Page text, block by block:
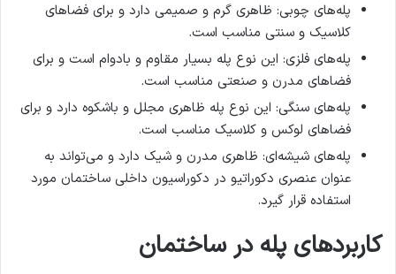
پله‌های چوبی: ظاهری گرم و صمیمی دارد و برای فضاهای
کلاسیک و سنتی مناسب است.
پله‌های فلزی: این نوع پله بسیار مقاوم و بادوام است و برای
فضاهای مدرن و صنعتی مناسب است.
پله‌های سنگی: این نوع پله ظاهری مجلل و باشکوه دارد و برای
فضاهای لوکس و کلاسیک مناسب است.
پله‌های شیشه‌ای: ظاهری مدرن و شیک دارد و می‌تواند به
عنوان عنصری دکوراتیو در دکوراسیون داخلی ساختمان مورد
استفاده قرار گیرد.
کاربردهای پله در ساختمان